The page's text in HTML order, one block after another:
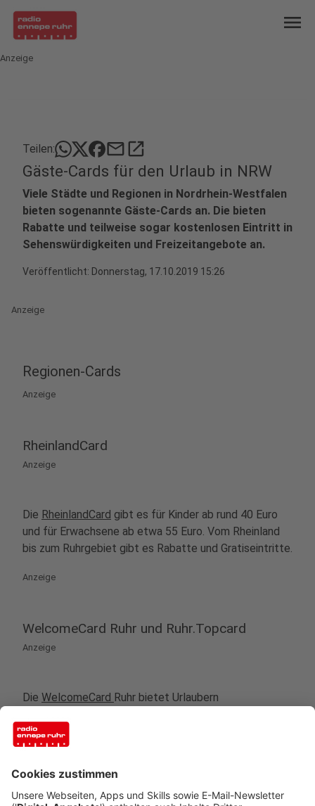
menu
Anzeige
Teilen: mailopen_in_new
Gäste-Cards für den Urlaub in NRW
Viele Städte und Regionen in Nordrhein-Westfalen
bieten sogenannte Gäste-Cards an. Die bieten
Rabatte und teilweise sogar kostenlosen Eintritt in
Sehenswürdigkeiten und Freizeitangebote an.
Veröffentlicht: Donnerstag, 17.10.2019 15:26
Anzeige
Regionen-Cards
Anzeige
RheinlandCard
Anzeige
Die RheinlandCard gibt es für Kinder ab rund 40 Euro
und für Erwachsene ab etwa 55 Euro. Vom Rheinland
bis zum Ruhrgebiet gibt es Rabatte und Gratiseintritte.
Anzeige
WelcomeCard Ruhr und Ruhr.Topcard
Anzeige
Die WelcomeCard Ruhr bietet Urlaubern
und kostenlosen Eintritt für unterschiedlichste
Aktionen. Die Karte gibt es in drei Bereichen und
es für Erwachsene für 54 Euro und für Kinder 35 Euo.
Sie gilt ein Jahr und beinhaltet bei94 Ausflugszielen im